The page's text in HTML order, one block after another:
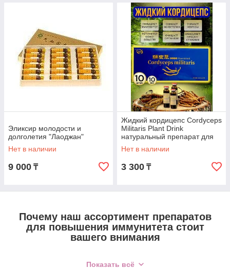
Эликсир молодости и
долголетия "Лаоджан"
Нет в наличии
9 000 ₸
Жидкий кордицепс Cordyceps
Militaris Plant Drink
натуральный препарат для
иммунитета
Нет в наличии
3 300 ₸
Почему наш ассортимент препаратов
для повышения иммунитета стоит
вашего внимания
Показать всё